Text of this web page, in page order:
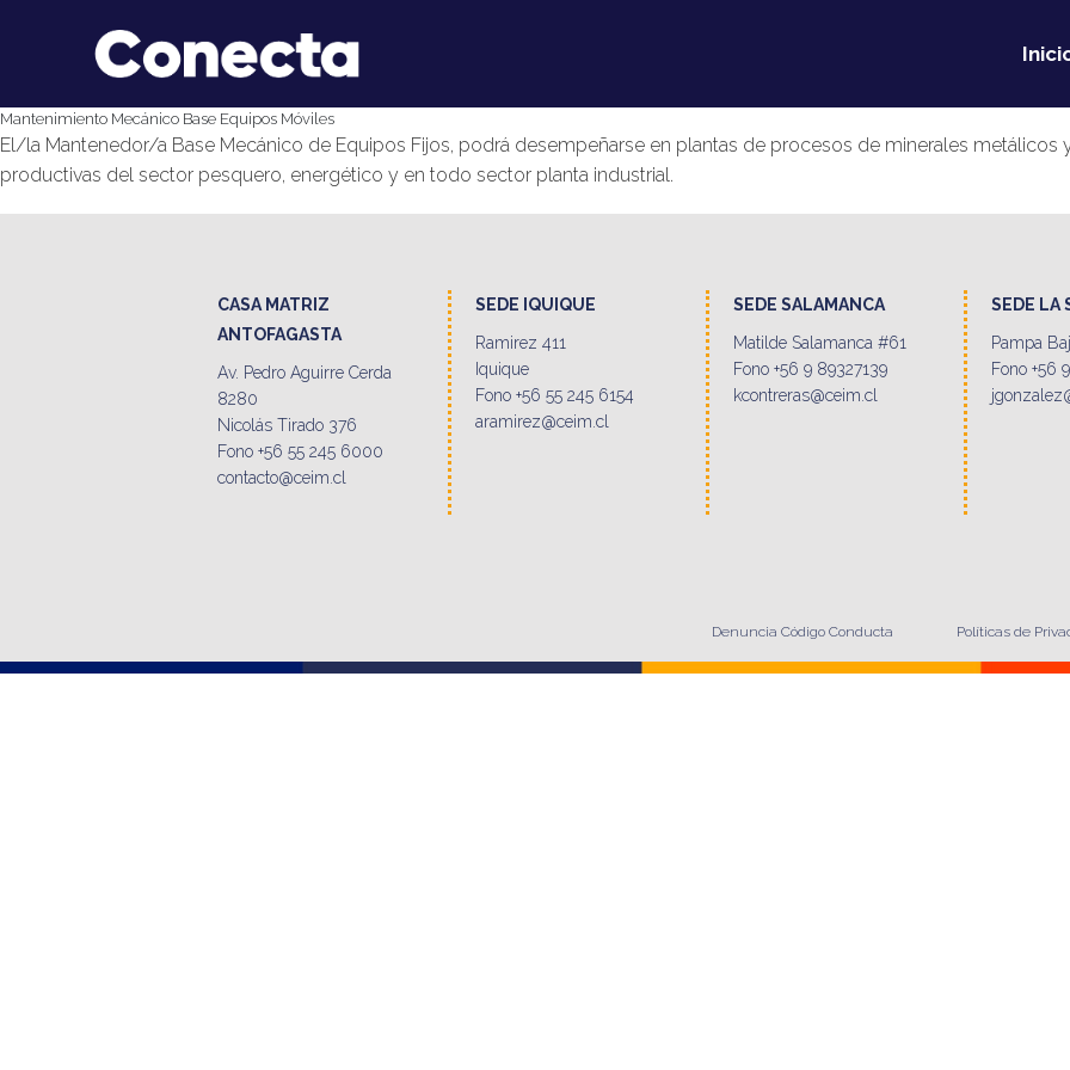
Mantenimiento Mecánico Base Equipos Móviles
El/la Mantenedor/a Base Mecánico de Equipos Fijos, podrá desempeñarse en plantas de procesos de minerales metálicos
productivas del sector pesquero, energético y en todo sector planta industrial.
CASA MATRIZ
ANTOFAGASTA
Av. Pedro Aguirre Cerda
8280
Nicolás Tirado 376
Fono +56 55 245 6000
contacto@ceim.cl
SEDE IQUIQUE
Ramirez 411
Iquique
Fono +56 55 245 6154
aramirez@ceim.cl
SEDE SALAMANCA
Matilde Salamanca #61
Fono +56 9 89327139
kcontreras@ceim.cl
SEDE LA
Pampa
Fono +56
Denuncia Código Conducta Políticas de